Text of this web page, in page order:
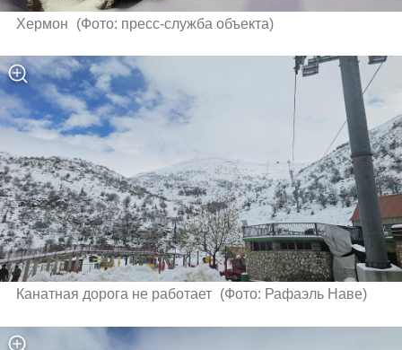
Хермон (Фото: пресс-служба объекта)
Канатная дорога не работает (Фото: Рафаэль Наве)